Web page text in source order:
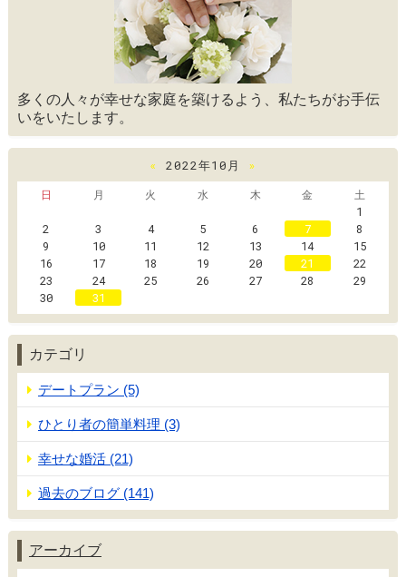
多くの人々が幸せな家庭を築けるよう、私たちがお手伝
いをいたします。
« 2022年10月
»
日
月 火 水 木 金
土
1
2
3 4 5 6 7
8
9
10 11 12 13 14
15
16
17 18 19 20 21
22
23
24 25 26 27 28
29
30
31
カテゴリ
デートプラン (5)
ひとり者の簡単料理 (3)
幸せな婚活 (21)
過去のブログ (141)
アーカイブ